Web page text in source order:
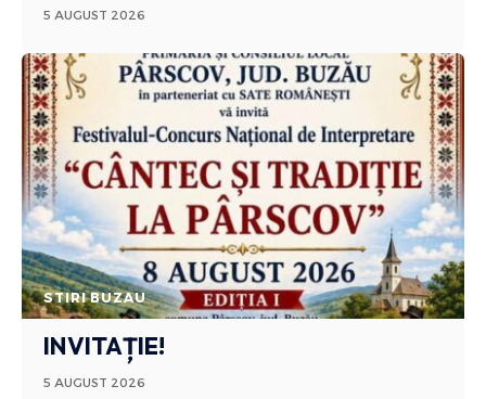
5 AUGUST 2026
STIRI BUZAU
INVITAȚIE!
5 AUGUST 2026